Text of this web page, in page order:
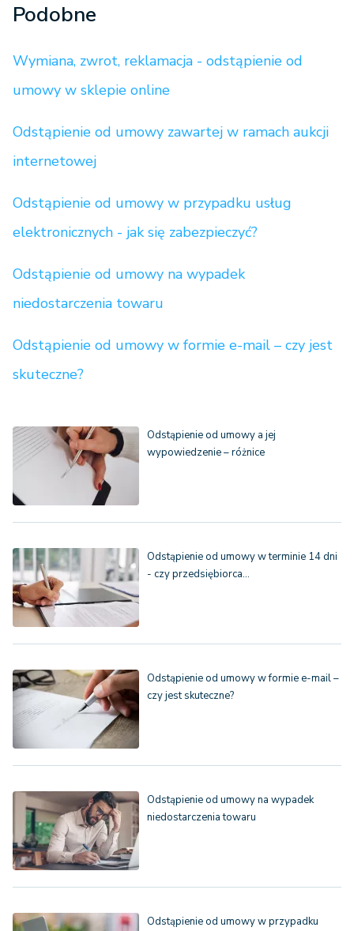
Podobne
Wymiana, zwrot, reklamacja - odstąpienie od
umowy w sklepie online
Odstąpienie od umowy zawartej w ramach aukcji
internetowej
Odstąpienie od umowy w przypadku usług
elektronicznych - jak się zabezpieczyć?
Odstąpienie od umowy na wypadek
niedostarczenia towaru
Odstąpienie od umowy w formie e-mail – czy jest
skuteczne?
Odstąpienie od umowy a jej
wypowiedzenie – różnice
Odstąpienie od umowy w terminie 14 dni
- czy przedsiębiorca…
Odstąpienie od umowy w formie e-mail –
czy jest skuteczne?
Odstąpienie od umowy na wypadek
niedostarczenia towaru
Odstąpienie od umowy w przypadku